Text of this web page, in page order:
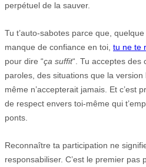
perpétuel de la sauver.
Tu t’auto-sabotes parce que,
manque de confiance en toi, tu ne te
pour dire “ça suffit“. Tu acceptes des
paroles, des situations que la
même n’accepterait jamais. Et c’est
de respect envers toi-même qui
ponts.
Reconnaître ta participation ne
responsabiliser. C’est le premier